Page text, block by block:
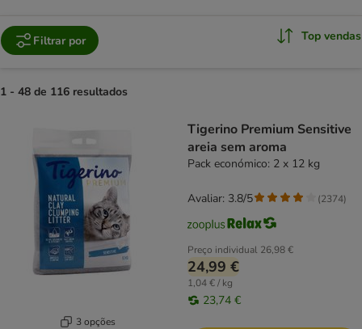
Filtrar por Top vendas
1 - 48 de 116 resultados
3 opções
Tigerino Premium Sensitive
areia sem aroma
Pack económico: 2 x 12 kg
Preço individual 26,98 €
24,99 €
1,04 € / kg
23,74 €
Avaliar: 3.8/5 (2374)